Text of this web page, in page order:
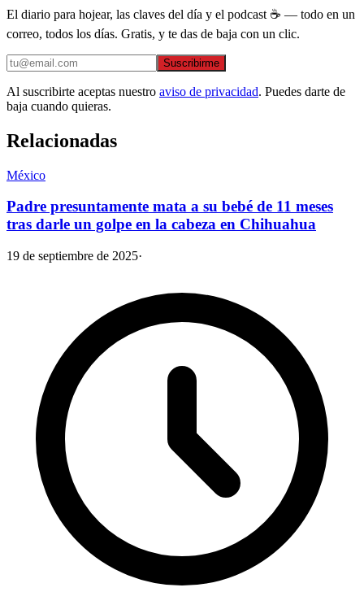
El diario para hojear, las claves del día y el podcast ☕ — todo en un
correo, todos los días. Gratis, y te das de baja con un clic.
Suscribirme
Al suscribirte aceptas nuestro aviso de privacidad. Puedes darte de
baja cuando quieras.
Relacionadas
México
Padre presuntamente mata a su bebé de 11 meses
tras darle un golpe en la cabeza en Chihuahua
19 de septiembre de 2025·